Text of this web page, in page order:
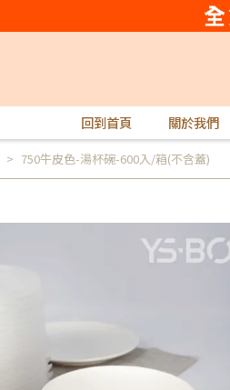
回到首頁 關於我們
750牛皮色-湯杯碗-600入/箱(不含蓋)